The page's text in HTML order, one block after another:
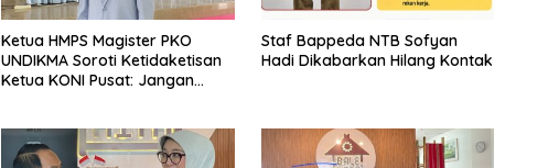
Ketua HMPS Magister PKO
UNDIKMA Soroti Ketidaketisan
Ketua KONI Pusat: Jangan
Sesaat
Staf Bappeda NTB Sofyan
Hadi Dikabarkan Hilang Kontak